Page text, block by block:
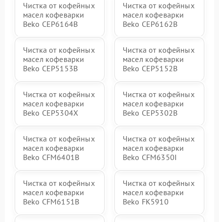
Чистка от кофейных
масел кофеварки
Beko CEP6164B
Чистка от кофейных
масел кофеварки
Beko CEP6162B
Чистка от кофейных
масел кофеварки
Beko CEP5153B
Чистка от кофейных
масел кофеварки
Beko CEP5152B
Чистка от кофейных
масел кофеварки
Beko CEP5304X
Чистка от кофейных
масел кофеварки
Beko CEP5302B
Чистка от кофейных
масел кофеварки
Beko CFM6401B
Чистка от кофейных
масел кофеварки
Beko CFM6350I
Чистка от кофейных
масел кофеварки
Beko CFM6151B
Чистка от кофейных
масел кофеварки
Beko FK5910